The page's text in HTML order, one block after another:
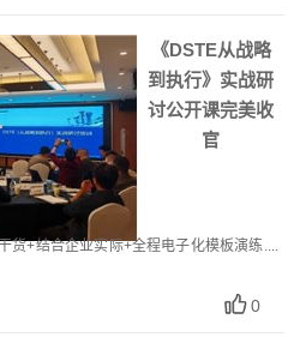
《DSTE从战略
到执行》实战研
讨公开课完美收
官
货+结合企业实际+全程电子化模板演练....
0